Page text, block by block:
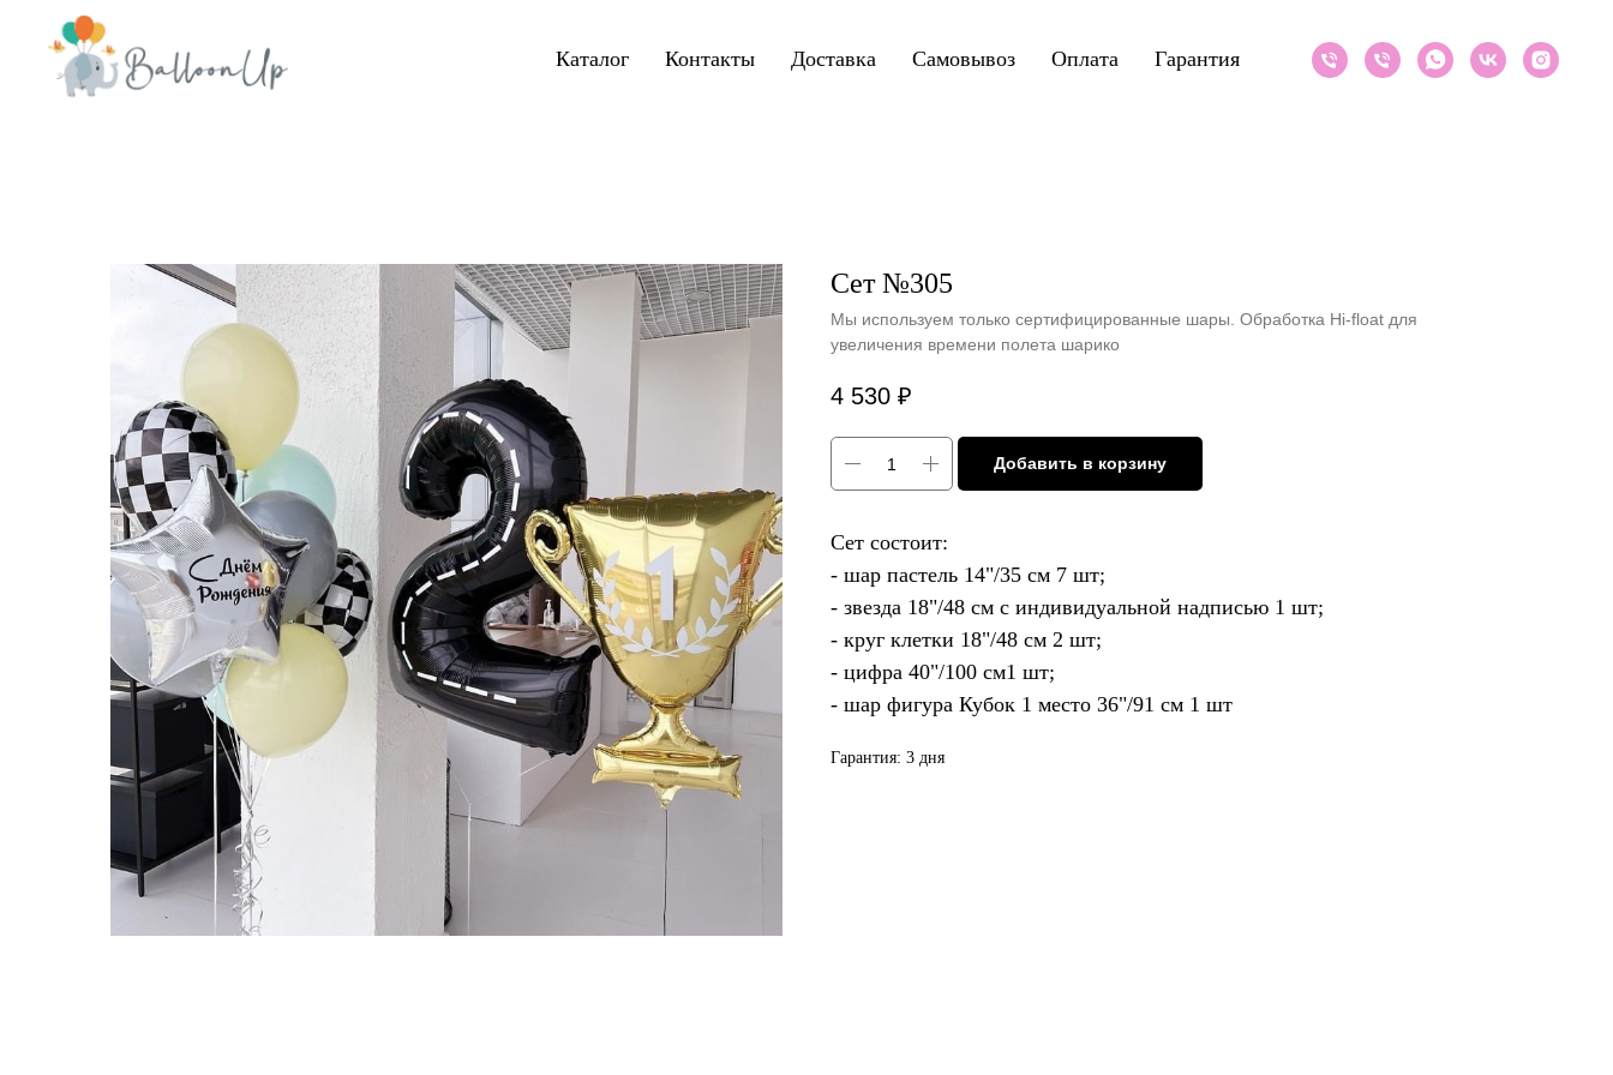
Каталог Контакты Доставка Самовывоз Оплата Гарантия
Сет №305
Мы используем только сертифицированные шары. Обработка Hi-float для
увеличения времени полета шарико
4 530 ₽
Добавить в корзину
Сет состоит:
- шар пастель 14"/35 см 7 шт;
- звезда 18"/48 см с индивидуальной надписью 1 шт;
- круг клетки 18"/48 см 2 шт;
- цифра 40"/100 см1 шт;
- шар фигура Кубок 1 место 36"/91 см 1 шт
Гарантия: 3 дня